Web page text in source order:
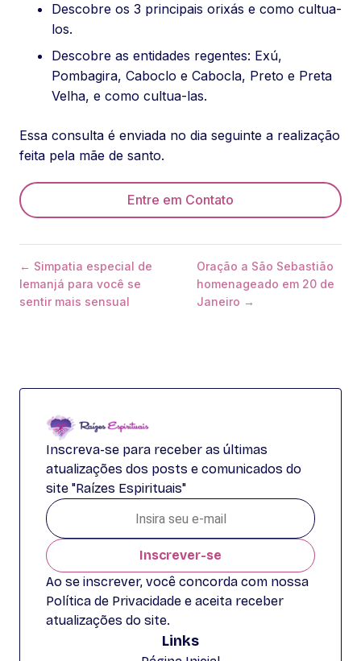
Descobre os 3 principais orixás e como cultua-
los.
Descobre as entidades regentes: Exú,
Pombagira, Caboclo e Cabocla, Preto e Preta
Velha, e como cultua-las.
Essa consulta é enviada no dia seguinte a realização
feita pela mãe de santo.
Entre em Contato
← Simpatia especial de
Iemanjá para você se
sentir mais sensual
Oração a São Sebastião
homenageado em 20 de
Janeiro →
Inscreva-se para receber as últimas
atualizações dos posts e comunicados do
site "Raízes Espirituais"
Inscrever-se
Ao se inscrever, você concorda com nossa
Política de Privacidade e aceita receber
atualizações do site.
Links